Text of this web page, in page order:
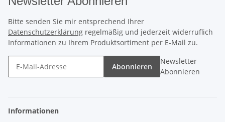
Bitte senden Sie mir entsprechend Ihrer
Datenschutzerklärung regelmäßig und jederzeit widerruflich
Informationen zu Ihrem Produktsortiment per E-Mail zu.
Abonnieren
Newsletter
Abonnieren
Informationen